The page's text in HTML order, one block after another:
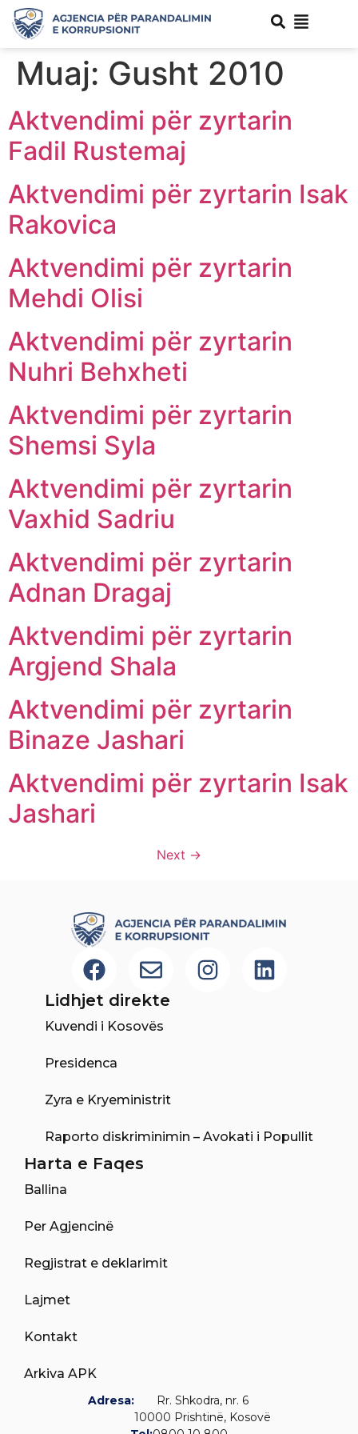
Muaj: Gusht 2010
Aktvendimi për zyrtarin
Fadil Rustemaj
Aktvendimi për zyrtarin Isak
Rakovica
Aktvendimi për zyrtarin
Mehdi Olisi
Aktvendimi për zyrtarin
Nuhri Behxheti
Aktvendimi për zyrtarin
Shemsi Syla
Aktvendimi për zyrtarin
Vaxhid Sadriu
Aktvendimi për zyrtarin
Adnan Dragaj
Aktvendimi për zyrtarin
Argjend Shala
Aktvendimi për zyrtarin
Binaze Jashari
Aktvendimi për zyrtarin Isak
Jashari
Next →
Lidhjet direkte
Kuvendi i Kosovës
Presidenca
Zyra e Kryeministrit
Raporto diskriminimin – Avokati i Popullit
Harta e Faqes
Ballina
Per Agjencinë
Regjistrat e deklarimit
Lajmet
Kontakt
Arkiva APK
Adresa:
Rr. Shkodra, nr. 6
10000 Prishtinë, Kosovë